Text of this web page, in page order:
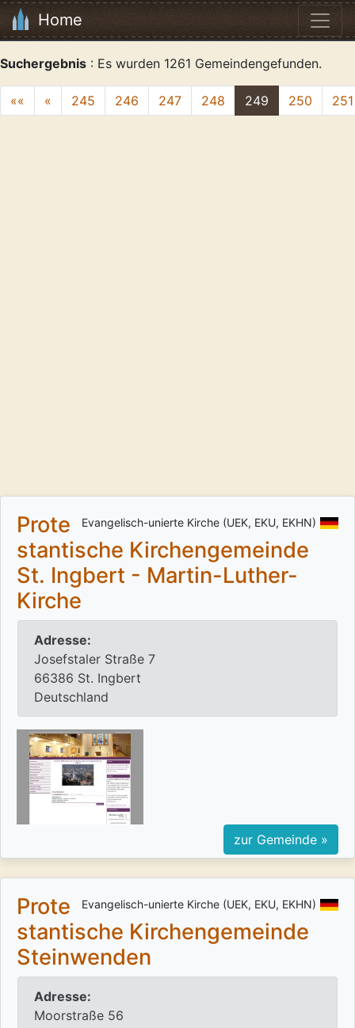
Home
Suchergebnis : Es wurden 1261 Gemeindengefunden.
«« « 245 246 247 248 249 250 251
Evangelisch-unierte Kirche (UEK, EKU, EKHN)
Prote
stantische Kirchengemeinde
St. Ingbert - Martin-Luther-
Kirche
Adresse:
Josefstaler Straße 7
66386 St. Ingbert
Deutschland
zur Gemeinde »
Evangelisch-unierte Kirche (UEK, EKU, EKHN)
Prote
stantische Kirchengemeinde
Steinwenden
Adresse:
Moorstraße 56